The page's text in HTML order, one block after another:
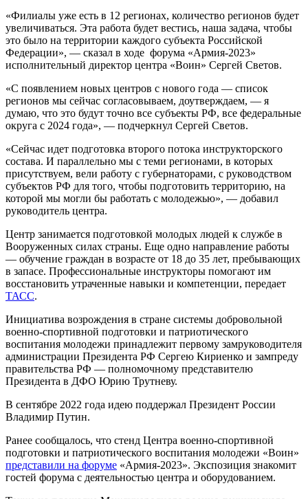
«Филиалы уже есть в 12 регионах, количество регионов будет
увеличиваться. Эта работа будет вестись, наша задача, чтобы
это было на территории каждого субъекта Российской
Федерации», — сказал в ходе форума «Армия-2023»
исполнительный директор центра «Воин» Сергей Светов.
«С появлением новых центров с нового года — список
регионов мы сейчас согласовываем, доутверждаем, — я
думаю, что это будут точно все субъекты РФ, все федеральные
округа с 2024 года», — подчеркнул Сергей Светов.
«Сейчас идет подготовка второго потока инструкторского
состава. И параллельно мы с теми регионами, в которых
присутствуем, вели работу с губернаторами, с руководством
субъектов РФ для того, чтобы подготовить территорию, на
которой мы могли бы работать с молодежью», — добавил
руководитель центра.
Центр занимается подготовкой молодых людей к службе в
Вооруженных силах страны. Еще одно направление работы
— обучение граждан в возрасте от 18 до 35 лет, пребывающих
в запасе. Профессиональные инструкторы помогают им
восстановить утраченные навыки и компетенции, передает
ТАСС.
Инициатива возрождения в стране системы добровольной
военно-спортивной подготовки и патриотического
воспитания молодежи принадлежит первому замруководителя
администрации Президента РФ Сергею Кириенко и зампреду
правительства РФ — полномочному представителю
Президента в ДФО Юрию Трутневу.
В сентябре 2022 года идею поддержал Президент России
Владимир Путин.
Ранее сообщалось, что стенд Центра военно-спортивной
подготовки и патриотического воспитания молодежи «Воин»
представили на форуме «Армия-2023». Экспозиция знакомит
гостей форума с деятельностью центра и оборудованием.